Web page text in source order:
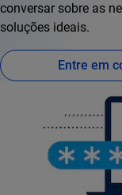
conversar sobre as
soluções ideais.
Entre em